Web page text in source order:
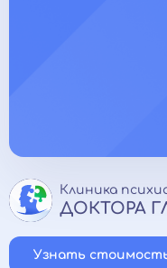
Клиника
ДОКТОРА
Узнать